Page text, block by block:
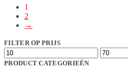
1
2
→
FILTER OP PRIJS
Min.
prijs
Max.
prijs
PRODUCT CATEGORIEËN